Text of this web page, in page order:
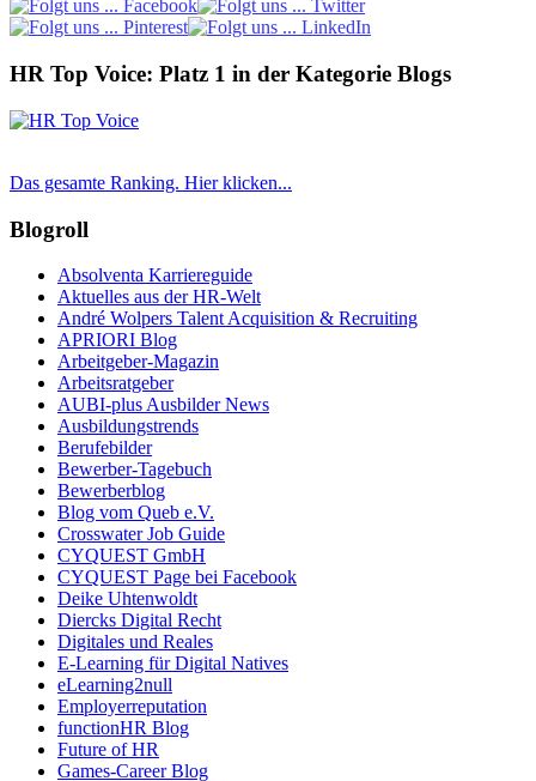
HR Top Voice: Platz 1 in der Kategorie Blogs
Das gesamte Ranking. Hier klicken...
Blogroll
Absolventa Karriereguide
Aktuelles aus der HR-Welt
André Wolpers Talent Acquisition & Recruiting
APRIORI Blog
Arbeitgeber-Magazin
Arbeitsratgeber
AUBI-plus Ausbilder News
Ausbildungstrends
Berufebilder
Bewerber-Tagebuch
Bewerberblog
Blog vom Queb e.V.
Crosswater Job Guide
CYQUEST GmbH
CYQUEST Page bei Facebook
Deike Uhtenwoldt
Diercks Digital Recht
Digitales und Reales
E-Learning für Digital Natives
eLearning2null
Employerreputation
functionHR Blog
Future of HR
Games-Career Blog